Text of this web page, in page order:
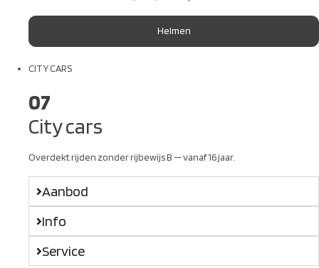
Helmen
CITY CARS
07
City cars
Overdekt rijden zonder rijbewijs B — vanaf 16 jaar.
Aanbod
Info
Service